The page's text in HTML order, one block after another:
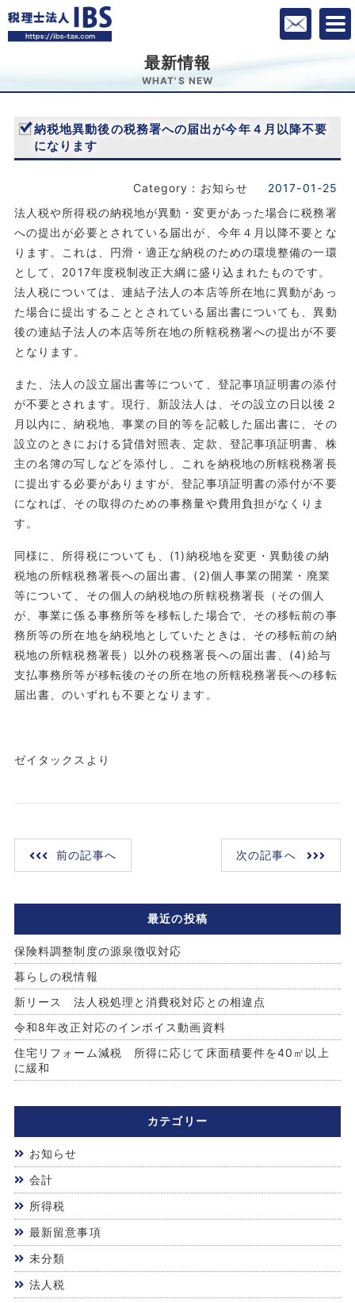
最新情報
WHAT'S NEW
納税地異動後の税務署への届出が今年４月以降不要
になります
Category：お知らせ
2017-01-25
法人税や所得税の納税地が異動・変更があった場合に税務署
への提出が必要とされている届出が、今年４月以降不要とな
ります。これは、円滑・適正な納税のための環境整備の一環
として、2017年度税制改正大綱に盛り込まれたものです。
法人税については、連結子法人の本店等所在地に異動があっ
た場合に提出することとされている届出書についても、異動
後の連結子法人の本店等所在地の所轄税務署への提出が不要
となります。
また、法人の設立届出書等について、登記事項証明書の添付
が不要とされます。現行、新設法人は、その設立の日以後２
月以内に、納税地、事業の目的等を記載した届出書に、その
設立のときにおける貸借対照表、定款、登記事項証明書、株
主の名簿の写しなどを添付し、これを納税地の所轄税務署長
に提出する必要がありますが、登記事項証明書の添付が不要
になれば、その取得のための事務量や費用負担がなくりま
す。
同様に、所得税についても、(1)納税地を変更・異動後の納
税地の所轄税務署長への届出書、(2)個人事業の開業・廃業
等について、その個人の納税地の所轄税務署長（その個人
が、事業に係る事務所等を移転した場合で、その移転前の事
務所等の所在地を納税地としていたときは、その移転前の納
税地の所轄税務署長）以外の税務署長への届出書、(4)給与
支払事務所等が移転後のその所在地の所轄税務署長への移転
届出書、のいずれも不要となります。
ゼイタックスより
前の記事へ 次の記事へ
最近の投稿
保険料調整制度の源泉徴収対応
暮らしの税情報
新リース 法人税処理と消費税対応との相違点
令和8年改正対応のインボイス動画資料
住宅リフォーム減税 所得に応じて床面積要件を40㎡以上
に緩和
カテゴリー
お知らせ
会計
所得税
最新留意事項
未分類
法人税